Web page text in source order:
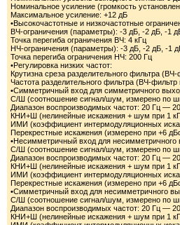
Номинальное усиление (громкость
Максимальное усиление: +12 дБ
•Высокочастотные и низкочастотные
ВЧ-ограничения (параметры): -3 дБ, -2 дБ, -1
Точка перегиба ограничения ВЧ: 4 кГц
НЧ-ограничения (параметры): -3 дБ, -2 дБ, -1
Точка перегиба ограничения НЧ: 200 Гц
•Регулировка низких частот:
Крутизна среза разделительного фильтра
Частота разделительного фильтра (ВЧ-
•Симметричный вход для симметричного
С/Ш (соотношение сигнал/шум, измерено по
Диапазон воспроизводимых частот: 20 Гц —
КНИ+Ш (нелинейные искажения + шум при 1
ИМИ (коэффициент интермодуляционных
Перекрестные искажения (измерено при +6
•Несимметричный вход для несимметричного
С/Ш (соотношение сигнал/шум, измерено по
Диапазон воспроизводимых частот: 20 Гц —
КНИ+Ш (нелинейные искажения + шум при 1
ИМИ (коэффициент интермодуляционных
Перекрестные искажения (измерено при +6
•Симметричный вход для несимметричного
С/Ш (соотношение сигнал/шум, измерено по
Диапазон воспроизводимых частот: 20 Гц —
КНИ+Ш (нелинейные искажения + шум при 1